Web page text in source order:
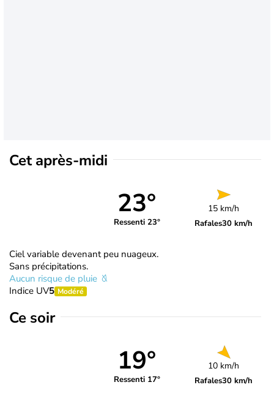
Cet après-midi
23°
Ressenti 23°
15 km/h
Rafales30 km/h
Ciel variable devenant peu nuageux.
Sans précipitations.
Aucun risque de pluie
Indice UV5 Modéré
Ce soir
19°
Ressenti 17°
10 km/h
Rafales30 km/h